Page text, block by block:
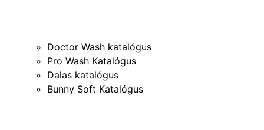
Doctor Wash katalógus
Pro Wash Katalógus
Dalas katalógus
Bunny Soft Katalógus